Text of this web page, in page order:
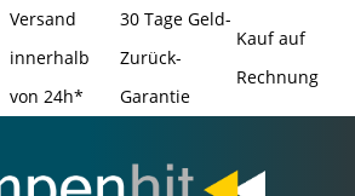
Versand
innerhalb
von 24h*
30 Tage Geld-
Zurück-
Garantie
Kauf auf
Rechnung